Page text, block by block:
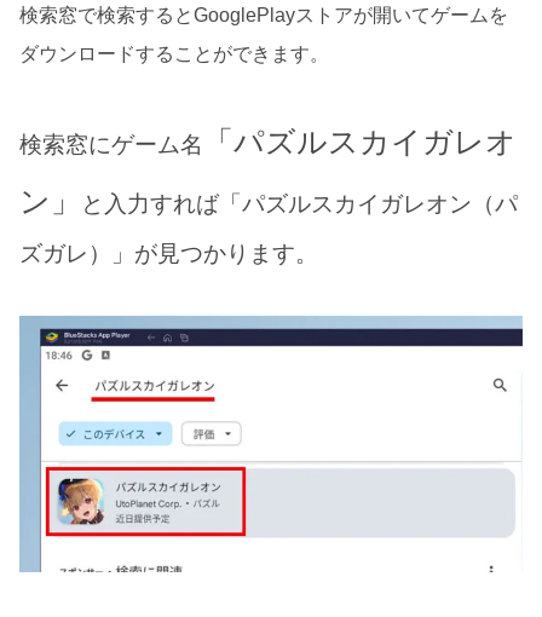
検索窓で検索するとGooglePlayストアが開いてゲームを
ダウンロードすることができます。
検索窓にゲーム名
「パズルスカイガレオ
ン」
と入力すれば「パズルスカイガレオン（パ
ズガレ）」が見つかります。